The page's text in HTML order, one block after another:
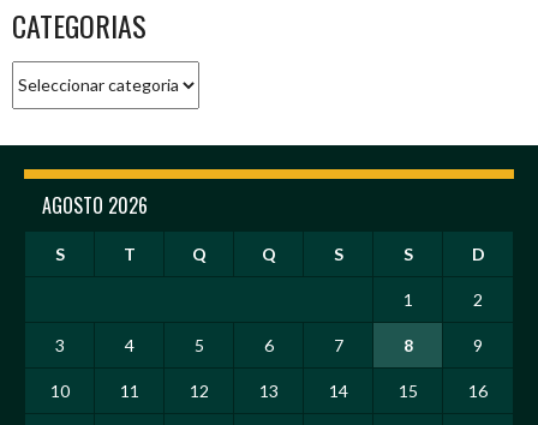
CATEGORIAS
AGOSTO 2026
S T Q Q S S D
1 2
3 4 5 6 7 8 9
10 11 12 13 14 15 16